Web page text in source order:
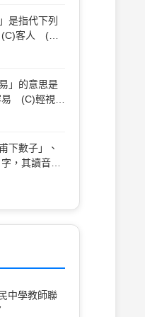
三子。予赧
奕者，終日
的棋藝太差
是指代下列
」的意思是
下數子」、
，其讀音：
同 (C)二三
中學教師聯